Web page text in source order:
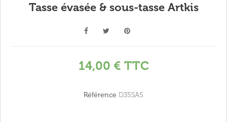
Tasse évasée & sous-tasse Artkis
14,00 € TTC
Référence D35SA5